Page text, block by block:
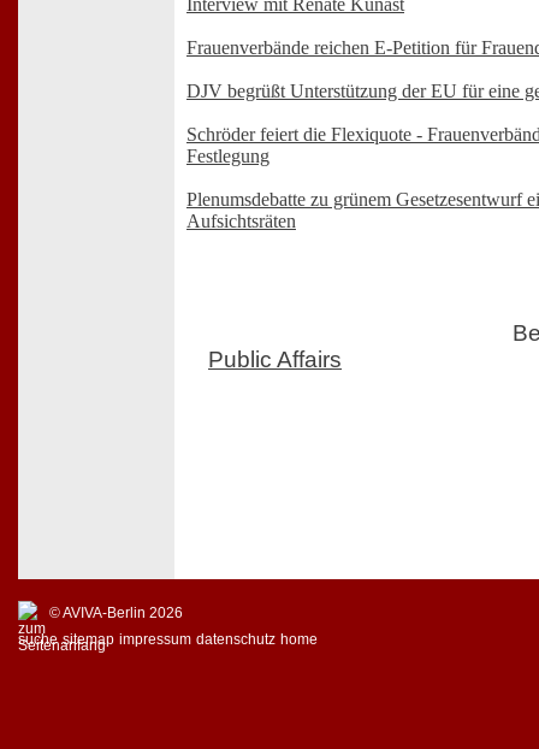
Frauenverbände reichen E-Petition für
DJV begrüßt Unterstützung der EU für eine
Schröder feiert die Flexiquote -
Festlegung
Plenumsdebatte zu grünem Gesetzesentwurf
Aufsichtsräten
Public Affairs
© AVIVA-Berlin 2026
suche sitemap impressum datenschutz home